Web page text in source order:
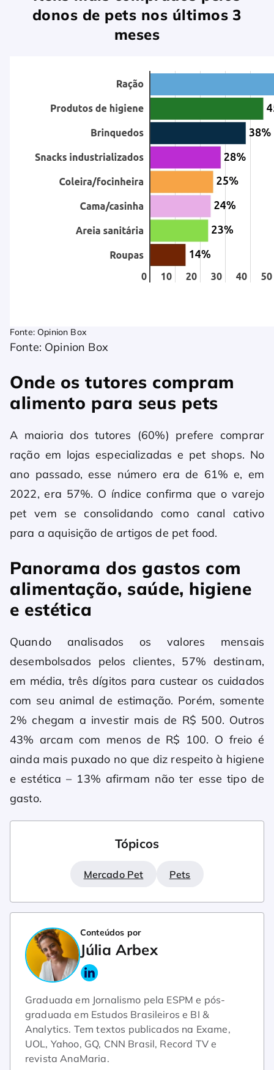
donos de pets nos últimos 3
meses
Fonte: Opinion Box
Fonte: Opinion Box
Onde os tutores compram
alimento para seus pets
A maioria dos tutores (60%) prefere comprar
ração em lojas especializadas e pet shops. No
ano passado, esse número era de 61% e, em
2022, era 57%. O índice confirma que o varejo
pet vem se consolidando como canal cativo
para a aquisição de artigos de pet food.
Panorama dos gastos com
alimentação, saúde, higiene
e estética
Quando analisados os valores mensais
desembolsados pelos clientes, 57% destinam,
em média, três dígitos para custear os cuidados
com seu animal de estimação. Porém, somente
2% chegam a investir mais de R$ 500. Outros
43% arcam com menos de R$ 100. O freio é
ainda mais puxado no que diz respeito à higiene
e estética – 13% afirmam não ter esse tipo de
gasto.
Tópicos
Mercado Pet Pets
Conteúdos por
Júlia Arbex
Graduada em Jornalismo pela ESPM e pós-
graduada em Estudos Brasileiros e BI &
Analytics. Tem textos publicados na Exame,
UOL, Yahoo, GQ, CNN Brasil, Record TV e
revista AnaMaria.